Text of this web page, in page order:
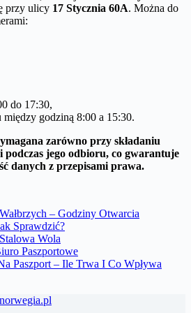
przy ulicy 17 Stycznia 60A. Można do
do 17:30,
godziną 8:00 a 15:30.
zarówno przy składaniu
jego odbioru, co gwarantuje
danych z przepisami prawa.
– Godziny Otwarcia
Sprawdzić?
Wola
Paszportowe
Paszport – Ile Trwa I Co Wpływa